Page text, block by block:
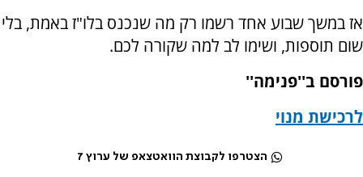
אז במשך שבוע אחד רשמו רק מה שנכנס בלו"ז באמת, בלי
שום תוספות, ושימו לב למה שקורה לכם.
פורסם ב''פנימה''
לרכישת מנוי
הצטרפו לקבוצת הוואטצאפ של ערוץ 7